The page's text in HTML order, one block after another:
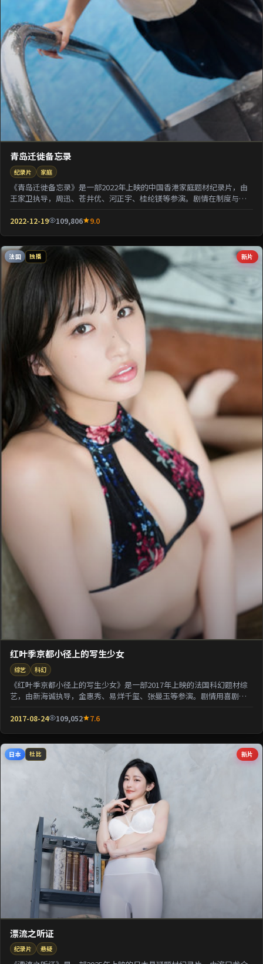
青岛迁徙备忘录
纪录片 家庭
《青岛迁徙备忘录》是一部2022年上映的中国香港家庭题材纪录片，由
王家卫执导，周迅、苍井优、河正宇、桂纶镁等参演。剧情在制度与人
2022-12-19 109,806 9.0
新片
法国 独播
红叶季京都小径上的写生少女
综艺 科幻
《红叶季京都小径上的写生少女》是一部2017年上映的法国科幻题材综
艺，由新海诚执导，金惠秀、易烊千玺、张曼玉等参演。剧情用喜剧外
2017-08-24 109,052 7.6
新片
日本 杜比
漂流之听证
纪录片 悬疑